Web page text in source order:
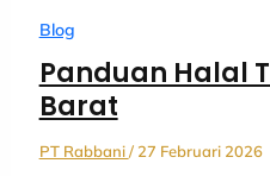
Blog
Panduan Halal
Barat
PT Rabbani/ 27 Februari 2026